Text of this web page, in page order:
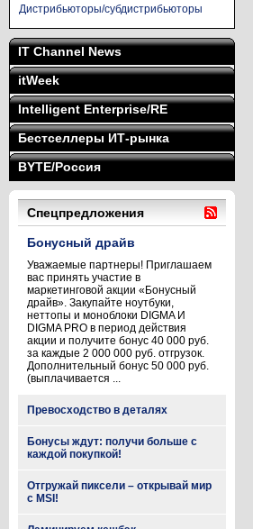
Дистрибьюторы/субдистрибьюторы
IT Channel News
itWeek
Intelligent Enterprise/RE
Бестселлеры ИТ-рынка
BYTE/Россия
Спецпредложения
Бонусный драйв
Уважаемые партнеры! Приглашаем
вас принять участие в
маркетинговой акции «Бонусный
драйв». Закупайте ноутбуки,
неттопы и моноблоки DIGMA И
DIGMA PRO в период действия
акции и получите бонус 40 000 руб.
за каждые 2 000 000 руб. отгрузок.
Дополнительный бонус 50 000 руб.
(выплачивается ...
Превосходство в деталях
Бонусы ждут: получи больше с
каждой покупкой!
Отгружай пиксели – открывай мир
с MSI!